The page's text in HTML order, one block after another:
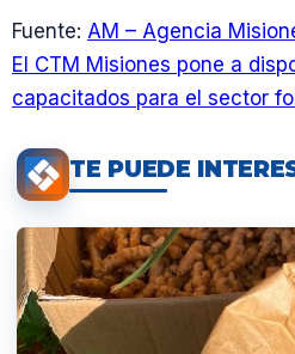
Fuente: AM – Agencia
El CTM Misiones pone a
capacitados para el sector
TE PUEDE